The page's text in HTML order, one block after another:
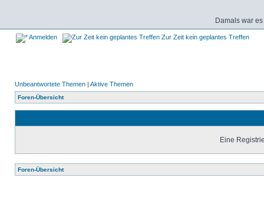
Damals war
Anmelden Zur Zeit kein geplantes Treffen
Unbeantwortete Themen | Aktive Themen
Foren-Übersicht
Eine
Foren-Übersicht